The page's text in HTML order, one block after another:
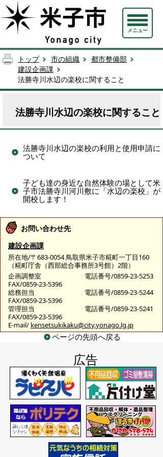
メニュー
トップ 市の組織
都市整備部
建設企画課
法勝寺川水辺の楽校に関すること
法勝寺川水辺の楽校に関すること
法勝寺川水辺の楽校の利用と使用申請に
ついて
子ども達の身近な自然体験の場として米
子市法勝寺川河川敷に「水辺の楽校」が
開校します！
お問い合わせ先
建設企画課
所在地/〒683-0054 鳥取県米子市糀町一丁目160
（糀町庁舎（西部総合事務所3号館）2階）
企画調整室
電話番号/0859-23-5253
FAX/0859-23-5396
総務担当
電話番号/0859-23-5244
FAX/0859-23-5396
管理担当
電話番号/0859-23-5241
FAX/0859-23-5396
E-mail/ kensetsukikaku@city.yonago.lg.jp
ページの先頭へ戻る
広告